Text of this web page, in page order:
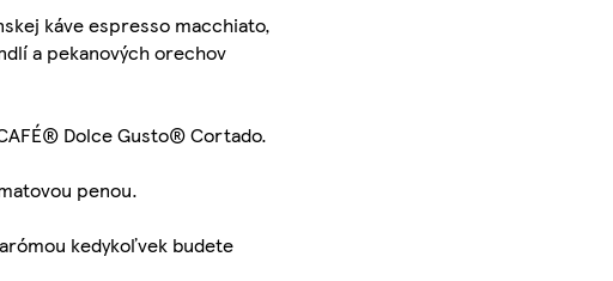
káve espresso macchiato,
a pekanových orechov
Dolce Gusto® Cortado.
penou.
kedykoľvek budete